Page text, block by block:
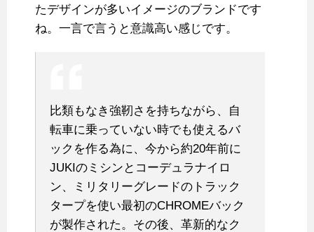
たデザインが多いイメージのブランドです
ね。一言で言うと意識高い感じです。
比類もなき強靭さを持ちながら、自
転車に乗っていない時でも使えるバ
ックを作る為に、今から約20年前に
JUKIのミシンとコーデュラナイロ
ン、ミリタリーグレードのトラック
タープを使い最初のCHROMEバック
が製作された。その後、革新的なク